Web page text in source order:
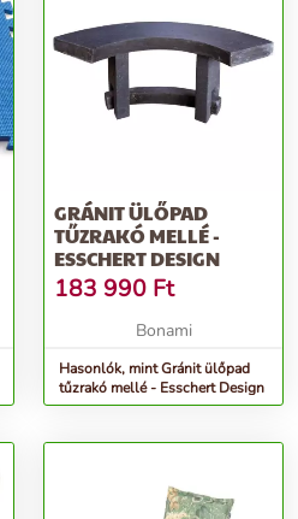
GRÁNIT ÜLŐPAD
TŰZRAKÓ MELLÉ -
ESSCHERT DESIGN
183 990 Ft
Bonami
Hasonlók, mint Gránit ülőpad
tűzrakó mellé - Esschert Design